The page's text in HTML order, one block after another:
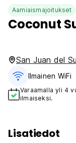
Aamiaismajoitukset
Coconut
San Juan del
Ilmainen WiFi
Varaamalla yli 4
ilmaiseksi.
Lisatiedot